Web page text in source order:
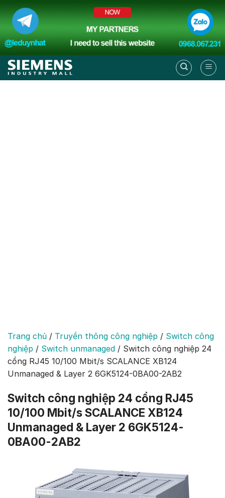
to
content
Trang chủ / Truyền thông công nghiệp / Switch công
nghiệp / Switch unmanaged / Switch công nghiệp 24
cổng RJ45 10/100 Mbit/s SCALANCE XB124
Unmanaged & Layer 2 6GK5124-0BA00-2AB2
Switch công nghiệp 24 cổng RJ45
10/100 Mbit/s SCALANCE XB124
Unmanaged & Layer 2 6GK5124-
0BA00-2AB2